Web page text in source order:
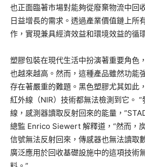
也正面臨著市場對能夠從廢棄物流中回
日益增長的需求。透過產業價值鏈上所
作，實現兼具經濟效益和環境效益的循
塑膠包裝在現代生活中扮演著重要角色
也越來越高。然而，這種產品雖然功能
存在著嚴重的難題。黑色塑膠尤其如此
紅外線（NIR）技術都無法檢測到它。
線，感測器讀取反射回來的能量，
總監 Enrico Siewert 解釋道，“然而，
信號無法反射回來，傳感器也無法讀取
廣泛應用於回收基礎設施中的這項技術